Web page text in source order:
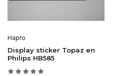
Hapro
Display sticker Topaz en
Philips HB585